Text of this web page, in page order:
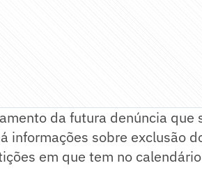
da futura denúncia que
informações sobre exclusão
em que tem no